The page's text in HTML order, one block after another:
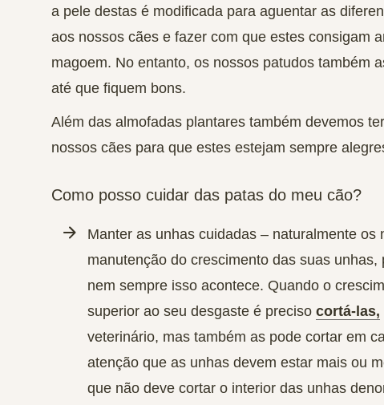
a pele destas é modificada para aguentar as
aos nossos cães e fazer com que estes consigam
magoem. No entanto, os nossos patudos também
até que fiquem bons.
Além das almofadas plantares também devemos
nossos cães para que estes estejam sempre
Como posso cuidar das patas do meu cão?
Manter as unhas cuidadas – naturalmente os
manutenção do crescimento das suas
nem sempre isso acontece. Quando o
superior ao seu desgaste é preciso cortá-las,
veterinário, mas também as pode cortar em
atenção que as unhas devem estar mais ou
que não deve cortar o interior das unhas